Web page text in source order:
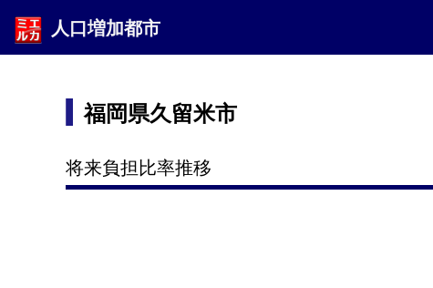
人口増加都市
福岡県久留米市
将来負担比率推移